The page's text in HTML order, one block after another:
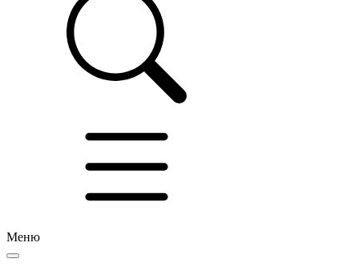
Меню